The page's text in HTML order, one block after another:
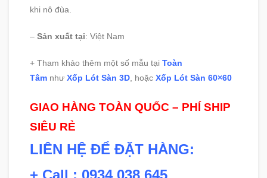
khi nô đùa.
– Sản xuất tại: Việt Nam
+ Tham khảo thêm một số mẫu tại Toàn
Tâm như Xốp Lót Sàn 3D , hoặc Xốp Lót Sàn 60×60
GIAO HÀNG TOÀN QUỐC – PHÍ SHIP
SIÊU RẺ
LIÊN HỆ ĐỂ ĐẶT HÀNG:
+ Call : 0934 038 645